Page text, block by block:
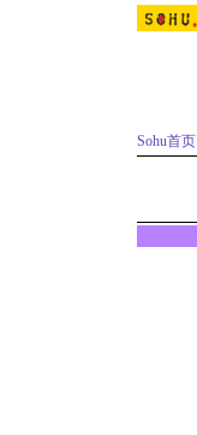
Sohu首页